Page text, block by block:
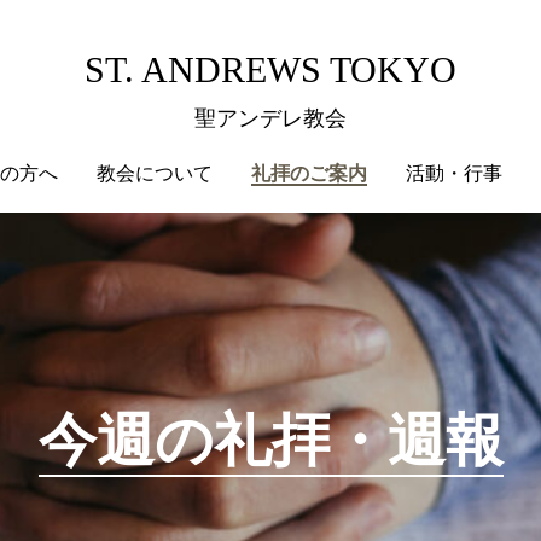
ST. ANDREWS TOKYO
聖アンデレ教会
方へ 教会について 礼拝のご案内 活動・行事
今週の礼拝・週報